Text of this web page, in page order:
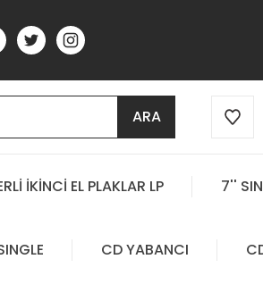
ARA
İKİNCİ EL PLAKLAR LP 7''
CD YABANCI